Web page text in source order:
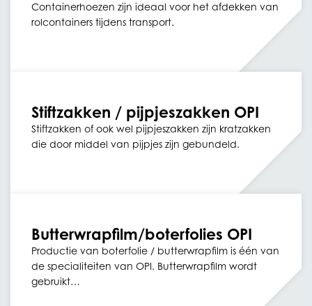
Containerhoezen zijn ideaal voor het afdekken van
rolcontainers tijdens transport.
Stiftzakken / pijpjeszakken OPI
Stiftzakken of ook wel pijpjeszakken zijn kratzakken
die door middel van pijpjes zijn gebundeld.
Butterwrapfilm/boterfolies OPI
Productie van boterfolie / butterwrapfilm is één van
de specialiteiten van OPI. Butterwrapfilm wordt
gebruikt…